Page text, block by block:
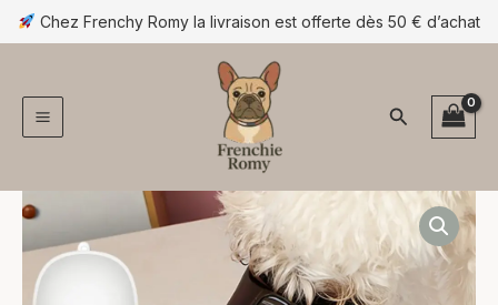
Aller
au
Chez Frenchy Romy la livraison est offerte dès 50 € d’achat
Rechercher
Plage
de
prix :
quantité
de
Gourde
portable
pour